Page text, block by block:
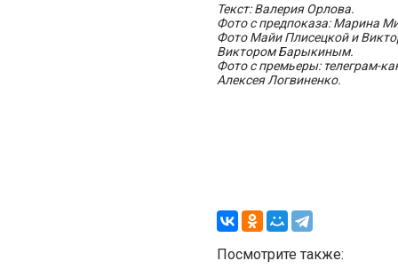
Текст: Валерия Орлова.
Фото с предпоказа: Марина
Фото Майи Плисецкой и
Виктором Барыкиным.
Фото с премьеры: телеграм-
Алексея Логвиненко.
Посмотрите также: